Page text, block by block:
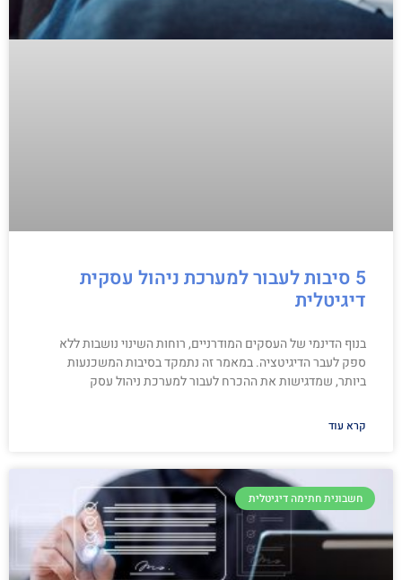
5 סיבות לעבור למערכת ניהול עסקית
דיגיטלית
בנוף הדינמי של העסקים המודרניים, רוחות השינוי נושבות ללא
ספק לעבר הדיגיטציה. במאמר זה נתמקד בסיבות המשכנעות
ביותר, שמדגישות את ההכרח לעבור למערכת ניהול עסק
קרא עוד
חשבונית חתימה דיגיטלית